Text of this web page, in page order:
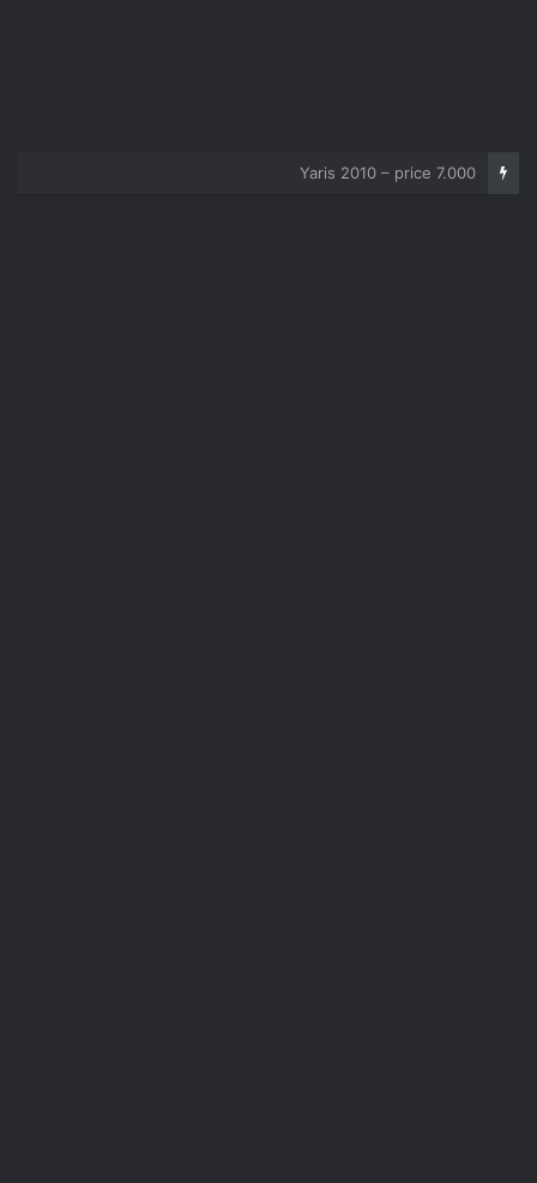
Corolla 2007 – price 5.000